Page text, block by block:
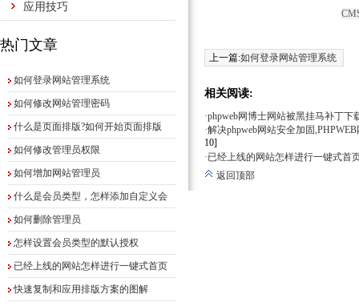
应用技巧
热门文章
如何登录网站管理系统
如何修改网站管理密码
什么是页面排版?如何开始页面排版
如何修改管理员权限
如何增加网站管理员
什么是会员类型，怎样添加自定义会
如何删除管理员
怎样设置会员类型的默认授权
已经上线的网站怎样进行一键式首页
快速复制和应用排版方案的图解
上一篇:如何登录网站管理系统
相关阅读:
·phpweb网博士网站被黑挂马补丁下
·解决phpweb网站安全加固
10]
·已经上线的网站怎样进行一键式首
返回顶部